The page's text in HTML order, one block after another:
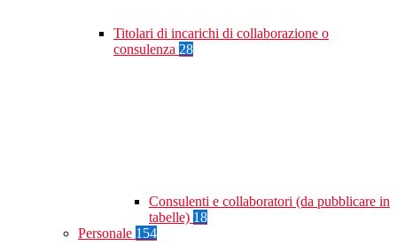
Titolari di incarichi di collaborazione o
consulenza 28
Consulenti e collaboratori (da pubblicare in
tabelle) 18
Personale 154